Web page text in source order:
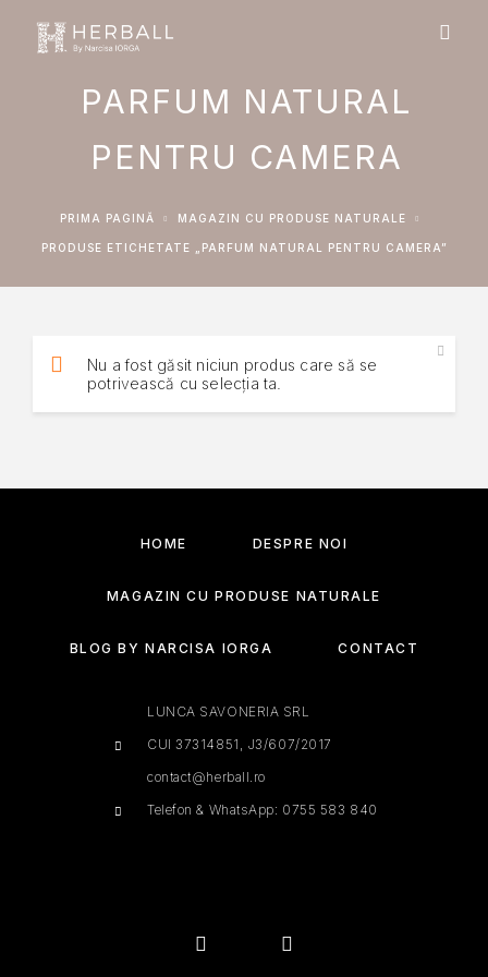
PARFUM NATURAL
PENTRU CAMERA
PRIMA PAGINĂ MAGAZIN CU PRODUSE NATURALE
PRODUSE ETICHETATE „PARFUM NATURAL PENTRU CAMERA”
Nu a fost găsit niciun produs care să se
potrivească cu selecția ta.
HOME DESPRE NOI
MAGAZIN CU PRODUSE NATURALE
BLOG BY NARCISA IORGA CONTACT
LUNCA SAVONERIA SRL
CUI 37314851, J3/607/2017
contact@herball.ro
Telefon & WhatsApp: 0755 583 840